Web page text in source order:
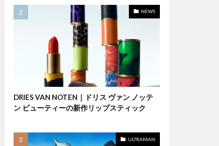
NEWS
DRIES VAN NOTEN｜ドリス ヴァン ノッテ
ン ビューティーの新作リップスティック
ULTRAMAN